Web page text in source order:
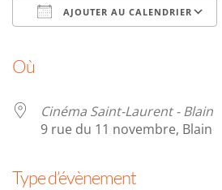
AJOUTER AU CALENDRIER
Où
Cinéma Saint-Laurent - Blain
9 rue du 11 novembre, Blain
Type d’évènement